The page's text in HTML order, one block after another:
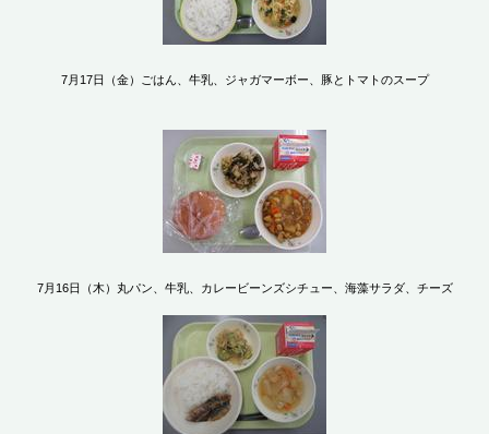
7月17日（金）ごはん、牛乳、ジャガマーボー、豚とトマトのスープ
7月16日（木）丸パン、牛乳、カレービーンズシチュー、海藻サラダ、チーズ